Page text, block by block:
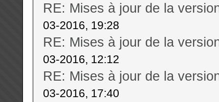
RE: Mises à jour de la
03-2016, 19:28
RE: Mises à jour de la
03-2016, 12:12
RE: Mises à jour de la
03-2016, 17:40